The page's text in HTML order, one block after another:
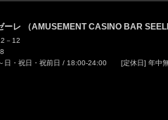
ーレ （AMUSEMENT CASINO BAR
－12
日・祝日・祝前日 / 18:00-24:00 [定休日] 年中